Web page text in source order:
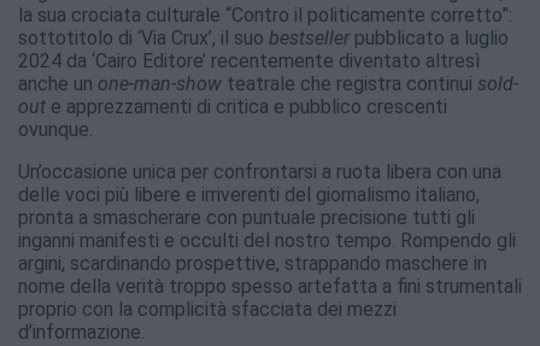
la sua crociata culturale “Contro il politicamente corretto”:
sottotitolo di ‘Via Crux’, il suo bestsellerpubblicato a luglio
2024 da ‘Cairo Editore’ recentemente diventato altresì
anche un one-man-show teatrale che registra continui sold-
out e apprezzamenti di critica e pubblico crescenti
ovunque.
Un’occasione unica per confrontarsi a ruota libera con una
delle voci più libere e irriverenti del giornalismo italiano,
pronta a smascherare con puntuale precisione tutti gli
inganni manifesti e occulti del nostro tempo. Rompendo gli
argini, scardinando prospettive, strappando maschere in
nome della verità troppo spesso artefatta a fini strumentali
proprio con la complicità sfacciata dei mezzi
d’informazione.